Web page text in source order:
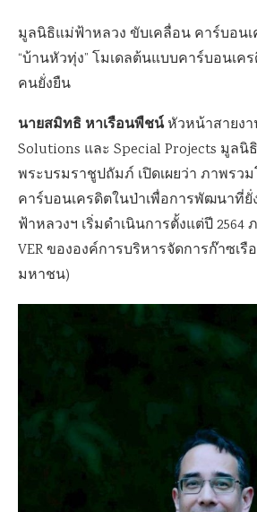
มูลนิธิแม่ฟ้าหลวง ขับเคลื่อน คาร์บอน
“บ้านหัวทุ่ง” โมเดลต้นแบบคาร์บอนเ
คนยั่งยืน
นายสมิทธิ หาเรือนพืชน์หัวหน้าสายงา
Solutions และ Special Projects มูล
พระบรมราชูปถัมภ์ เปิดเผยว่า ภาพรวม
คาร์บอนเครดิตในป่าเพื่อการพัฒนาที่
ฟ้าหลวงฯ เริ่มดำเนินการตั้งแต่ปี 2564
VER ขององค์การบริหารจัดการก๊าซเรื
มหาชน)